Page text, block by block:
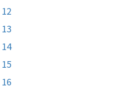
12
13
14
15
16